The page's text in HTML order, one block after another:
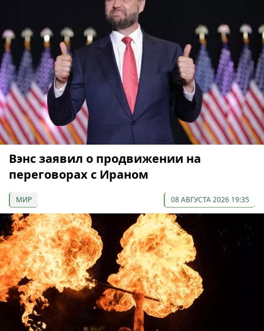
Вэнс заявил о продвижении на
переговорах с Ираном
МИР 08 АВГУСТА 2026 19:35